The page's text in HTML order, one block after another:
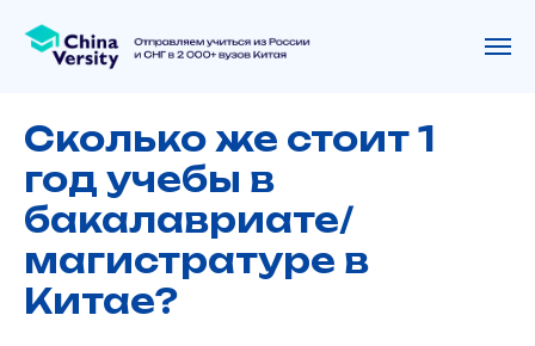
Сколько же стоит 1
год учебы в
бакалавриате/
магистратуре в
Китае?